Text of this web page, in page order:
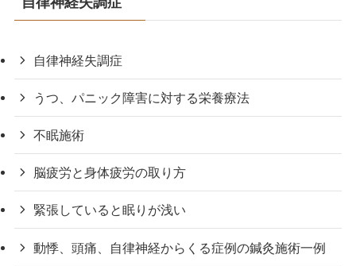
自律神経失調症
うつ、パニック障害に対する栄養療法
不眠施術
脳疲労と身体疲労の取り方
緊張していると眠りが浅い
動悸、頭痛、自律神経からくる症例の鍼灸施術一例